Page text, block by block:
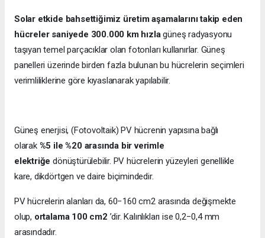
Solar etkide bahsettiğimiz üretim aşamalarını takip eden
hücreler saniyede 300.000 km hızlagüneş radyasyonu
taşıyan temel parçacıklar olan fotonları kullanırlar. Güneş
panelleri üzerinde birden fazla bulunan bu hücrelerin seçimleri
verimliliklerine göre kıyaslanarak yapılabilir.
Güneş enerjisi, (Fotovoltaik) PV hücrenin yapısına bağlı
olarak %5 ile %20 arasında bir verimle
elektriğedönüştürülebilir. PV hücrelerin yüzeyleri genellikle
kare, dikdörtgen ve daire biçimindedir.
PV hücrelerin alanları da, 60−160 cm2 arasında değişmekte
olup, ortalama 100 cm2 ’dir. Kalınlıkları ise 0,2−0,4 mm
arasındadır.